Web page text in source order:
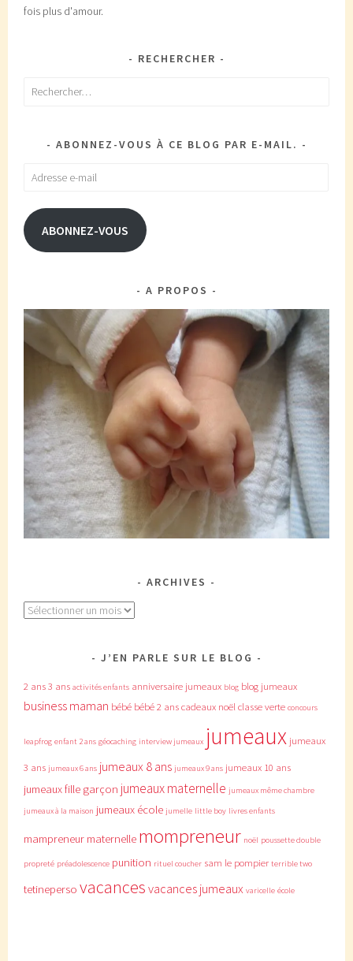
fois plus d'amour.
RECHERCHER
Rechercher :
ABONNEZ-VOUS À CE BLOG PAR E-MAIL.
Adresse
mail
ABONNEZ-VOUS
A PROPOS
ARCHIVES
Archives
J’EN PARLE SUR LE BLOG
2 ans3 ans activités enfants anniversaire jumeaux blog blog jumeaux
business maman bébé bébé 2 anscadeaux noëlclasse verte concours
leapfrog enfant 2 ans géocaching interview jumeaux jumeaux jumeaux
3 ans jumeaux 6 ans jumeaux 8 ans jumeaux 9 ans jumeaux 10 ans
jumeaux fille garçon jumeaux maternelle jumeaux même chambre
jumeaux à la maison jumeaux école jumelle little boy livres enfants
mampreneur maternelle mompreneur noël poussette double
propreté préadolescence punition rituel coucher sam le pompier terrible two
tetineperso vacances vacances jumeaux varicelle école